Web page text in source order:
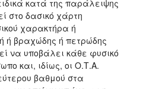
κατά της παράλειψης
στο δασικό χάρτη
χαρακτήρα ή
ή βραχώδης ή πετρώδης
να υποβάλει κάθε φυσικό
και, ιδίως, οι Ο.Τ.Α.
βαθμού στα